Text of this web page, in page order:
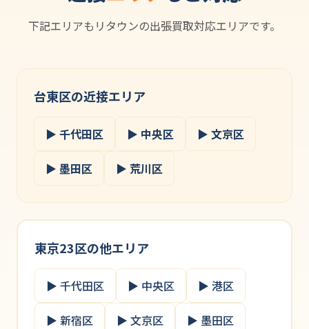
下記エリアもリタウンの出張買取対応エリアです。
台東区の近接エリア
▶ 千代田区 ▶ 中央区 ▶ 文京区
▶ 墨田区 ▶ 荒川区
東京23区の他エリア
▶ 千代田区 ▶ 中央区 ▶ 港区
▶ 新宿区 ▶ 文京区 ▶ 墨田区